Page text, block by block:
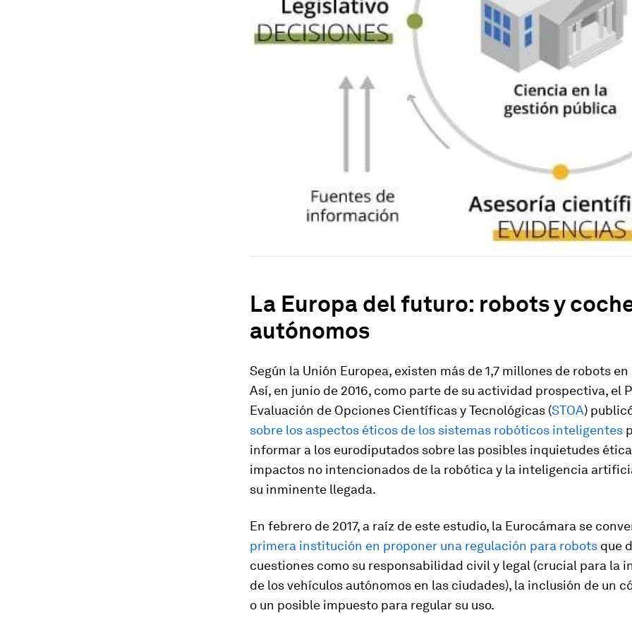
La Europa del futuro: robots y
autónomos
Según la Unión Europea, existen más de 1,7 millones de robots en
Así, en junio de 2016, como parte de su actividad prospectiva, el
Evaluación de Opciones Científicas y Tecnológicas (STOA)
sobre los aspectos éticos de los sistemas robóticos inteligentes
informar a los eurodiputados sobre las posibles inquietudes
impactos no intencionados de la robótica y la inteligencia
su inminente llegada.
En febrero de 2017, a raíz de este estudio, la Eurocámara se
primera institución en proponer una regulación para robots que
cuestiones como su responsabilidad civil y legal (crucial para la
de los vehículos autónomos en las ciudades), la inclusión de un
o un posible impuesto para regular su uso.